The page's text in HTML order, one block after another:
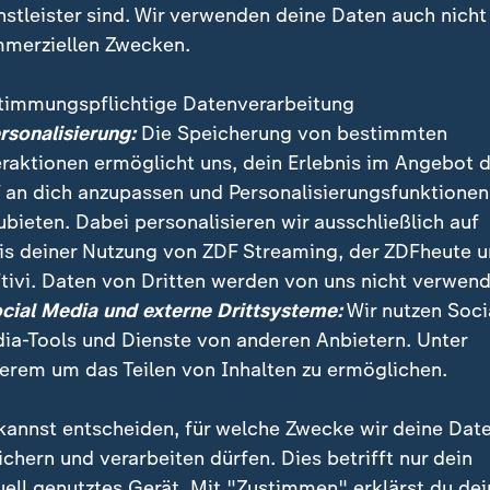
Korrespondentin in Washington und Phoebe Gaa,
im Iran berichten über die erneuten
Dimension der WM.
sind. Wir verwenden deine Daten auch nicht
Zwecken.
Datenverarbeitung
Die Speicherung von bestimmten
ermöglicht uns, dein Erlebnis im Angebot
an dich anzupassen und Personalisierungsfunktionen
Dabei personalisieren wir ausschließlich auf
deiner Nutzung von ZDF Streaming, der ZDFheute
Daten von Dritten werden von uns nicht
Media und externe Drittsysteme:Wir nutzen
Tools und Dienste von anderen Anbietern. Unter
um das Teilen von Inhalten zu ermöglichen.
entscheiden, für welche Zwecke wir deine
und verarbeiten dürfen. Dies betrifft nur dein